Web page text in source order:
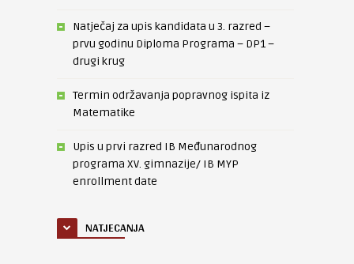
Natječaj za upis kandidata u 3. razred –
prvu godinu Diploma Programa – DP1 –
drugi krug
Termin održavanja popravnog ispita iz
Matematike
Upis u prvi razred IB Međunarodnog
programa XV. gimnazije/ IB MYP
enrollment date
NATJECANJA